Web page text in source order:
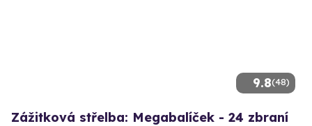
9.8(48)
Zážitková střelba: Megabalíček - 24 zbraní